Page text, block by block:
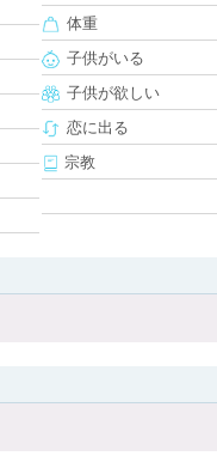
体重
子供がいる
子供が欲しい
恋に出る
宗教